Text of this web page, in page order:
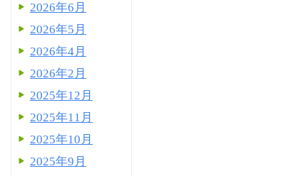
2026年6月
2026年5月
2026年4月
2026年2月
2025年12月
2025年11月
2025年10月
2025年9月